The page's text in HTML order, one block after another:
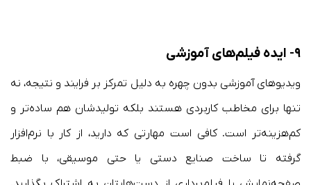
۹- ایده فیلم‌های آموزشی
ویدیوهای آموزشی بدون چهره به دلیل تمرکز بر فرایند و نتیجه، نه
تنها برای مخاطب کاربردی‌ هستند بلکه تولیدشان هم ساده‌تر و
کم‌هزینه‌تر است. کافی است مهارتی که دارید، از کار با نرم‌افزار
گرفته تا ساخت صنایع دستی یا حتی موسیقی، با ضبط